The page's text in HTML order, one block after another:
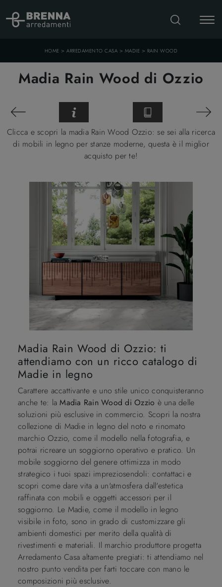
HOME >ARREDAMENTO CASA > MADIE > RAIN WOOD
Madia Rain Wood di Ozzio
Clicca e scopri la madia Rain Wood Ozzio: se sei alla ricerca
di mobili in legno per stanze moderne, questa è il miglior
acquisto per te!
Madia Rain Wood di Ozzio: ti
attendiamo con un ricco catalogo di
Madie in legno
Carattere accattivante e uno stile unico conquisteranno
anche te: laMadia Rain Wood di Ozzio è una delle
soluzioni più esclusive in commercio. Scopri la nostra
collezione di Madie in legno del noto e rinomato
marchio Ozzio, come il modello nella fotografia, e
potrai ricreare un soggiorno operativo e pratico. Un
mobile soggiorno del genere ottimizza in modo
strategico i tuoi spazi impreziosendoli: contattaci e
scopri come dare vita a un'atmosfera dall'estetica
raffinata con mobili e oggetti accessori per il
soggiorno. Le Madie, come il modello in legno
visibile in foto, sono in grado di customizzare gli
ambienti domestici per merito della qualità di
rivestimenti e materiali. Il marchio produttore progetta
Arredamento Casa altamente pregiati: ti attendiamo nel
nostro punto vendita per farti toccare con mano le
composizioni più esclusive.